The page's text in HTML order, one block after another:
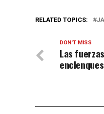
RELATED TOPICS:
DON'T MISS
Las